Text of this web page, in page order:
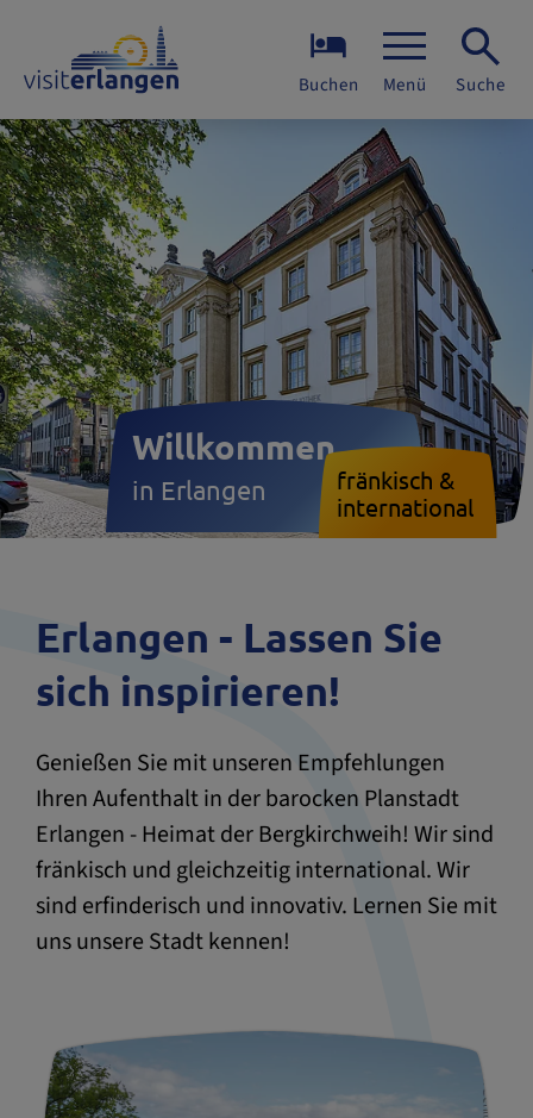
Buchen Menü Suche
Willkommen
in Erlangen
fränkisch &
international
Erlangen - Lassen Sie
sich inspirieren!
Genießen Sie mit unseren Empfehlungen
Ihren Aufenthalt in der barocken Planstadt
Erlangen - Heimat der Bergkirchweih! Wir sind
fränkisch und gleichzeitig international. Wir
sind erfinderisch und innovativ. Lernen Sie mit
uns unsere Stadt kennen!